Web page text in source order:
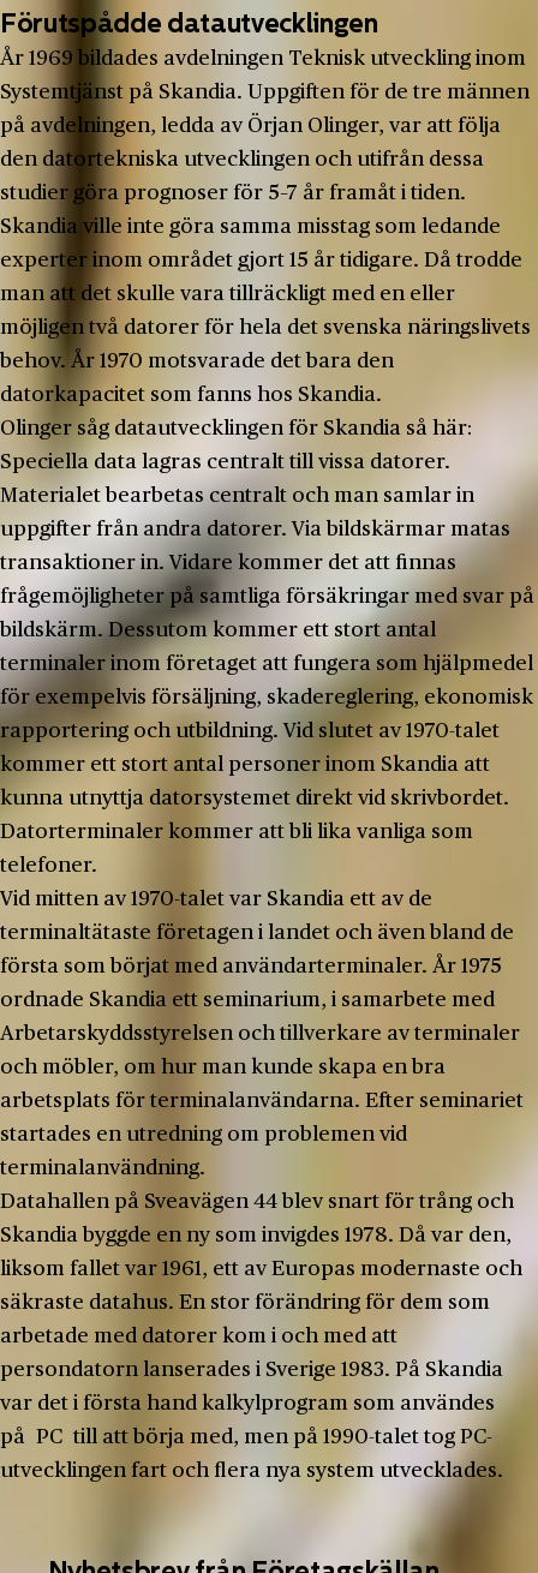
Förutspådde datautvecklingen
År 1969 bildades avdelningen Teknisk utveckling inom
Systemtjänst på Skandia. Uppgiften för de tre männen
på avdelningen, ledda av Örjan Olinger, var att följa
den datortekniska utvecklingen och utifrån dessa
studier göra prognoser för 5–7 år framåt i tiden.
Skandia ville inte göra samma misstag som ledande
experter inom området gjort 15 år tidigare. Då trodde
man att det skulle vara tillräckligt med en eller
möjligen två datorer för hela det svenska näringslivets
behov. År 1970 motsvarade det bara den
datorkapacitet som fanns hos Skandia.
Olinger såg datautvecklingen för Skandia så här:
Speciella data lagras centralt till vissa datorer.
Materialet bearbetas centralt och man samlar in
uppgifter från andra datorer. Via bildskärmar matas
transaktioner in. Vidare kommer det att finnas
frågemöjligheter på samtliga försäkringar med svar på
bildskärm. Dessutom kommer ett stort antal
terminaler inom företaget att fungera som hjälpmedel
för exempelvis försäljning, skadereglering, ekonomisk
rapportering och utbildning. Vid slutet av 1970-talet
kommer ett stort antal personer inom Skandia att
kunna utnyttja datorsystemet direkt vid skrivbordet.
Datorterminaler kommer att bli lika vanliga som
telefoner.
Vid mitten av 1970-talet var Skandia ett av de
terminaltätaste företagen i landet och även bland de
första som börjat med användarterminaler. År 1975
ordnade Skandia ett seminarium, i samarbete med
Arbetarskyddsstyrelsen och tillverkare av terminaler
och möbler, om hur man kunde skapa en bra
arbetsplats för terminalanvändarna. Efter seminariet
startades en utredning om problemen vid
terminalanvändning.
Datahallen på Sveavägen 44 blev snart för trång och
Skandia byggde en ny som invigdes 1978. Då var den,
liksom fallet var 1961, ett av Europas modernaste och
säkraste datahus. En stor förändring för dem som
arbetade med datorer kom i och med att
persondatorn lanserades i Sverige 1983. På Skandia
var det i första hand kalkylprogram som användes
på PC till att börja med, men på 1990-talet tog PC-
utvecklingen fart och flera nya system utvecklades.